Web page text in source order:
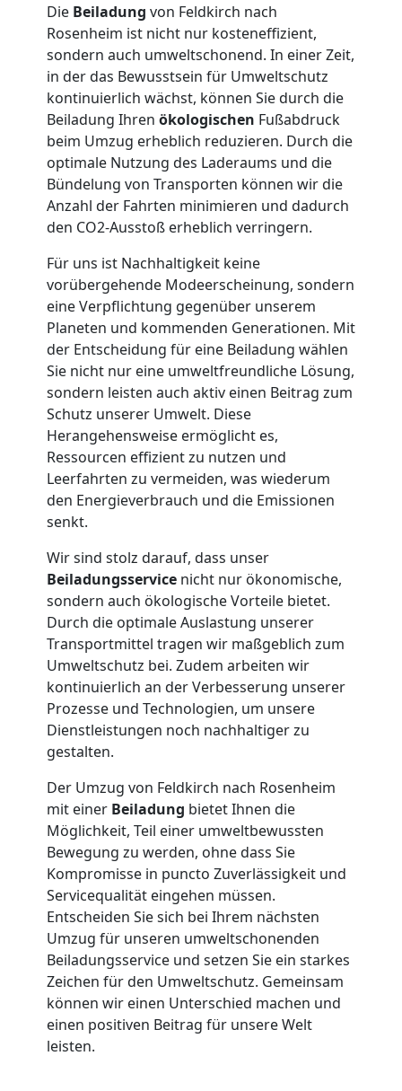
Die Beiladung von Feldkirch nach
Rosenheim ist nicht nur kosteneffizient,
sondern auch umweltschonend. In einer Zeit,
in der das Bewusstsein für Umweltschutz
kontinuierlich wächst, können Sie durch die
Beiladung Ihren ökologischen Fußabdruck
beim Umzug erheblich reduzieren. Durch die
optimale Nutzung des Laderaums und die
Bündelung von Transporten können wir die
Anzahl der Fahrten minimieren und dadurch
den CO2-Ausstoß erheblich verringern.
Für uns ist Nachhaltigkeit keine
vorübergehende Modeerscheinung, sondern
eine Verpflichtung gegenüber unserem
Planeten und kommenden Generationen. Mit
der Entscheidung für eine Beiladung wählen
Sie nicht nur eine umweltfreundliche Lösung,
sondern leisten auch aktiv einen Beitrag zum
Schutz unserer Umwelt. Diese
Herangehensweise ermöglicht es,
Ressourcen effizient zu nutzen und
Leerfahrten zu vermeiden, was wiederum
den Energieverbrauch und die Emissionen
senkt.
Wir sind stolz darauf, dass unser
Beiladungsservice nicht nur ökonomische,
sondern auch ökologische Vorteile bietet.
Durch die optimale Auslastung unserer
Transportmittel tragen wir maßgeblich zum
Umweltschutz bei. Zudem arbeiten wir
kontinuierlich an der Verbesserung unserer
Prozesse und Technologien, um unsere
Dienstleistungen noch nachhaltiger zu
gestalten.
Der Umzug von Feldkirch nach Rosenheim
mit einer Beiladung bietet Ihnen die
Möglichkeit, Teil einer umweltbewussten
Bewegung zu werden, ohne dass Sie
Kompromisse in puncto Zuverlässigkeit und
Servicequalität eingehen müssen.
Entscheiden Sie sich bei Ihrem nächsten
Umzug für unseren umweltschonenden
Beiladungsservice und setzen Sie ein starkes
Zeichen für den Umweltschutz. Gemeinsam
können wir einen Unterschied machen und
einen positiven Beitrag für unsere Welt
leisten.
LKW
Möbellift
Feldkirch
Übersiedlung
Feldkirch
Klaviertransport
Feldkirch
Privatumzug
Feldkirch
Tresortransport
Feldkirch
Umzug
für
Senioren
Feldkirch
Fernumzug
Feldkirch